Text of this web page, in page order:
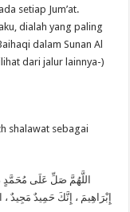
setiap Jum’at.
dialah yang paling
dalam Sunan Al
dari jalur lainnya-)
shalawat sebagai
اللَّهُمَّ صَلِّ عَلَى مُحَمَّدٍ
إِبْرَاهِيمَ ، إِنَّكَ حَمِيدٌ